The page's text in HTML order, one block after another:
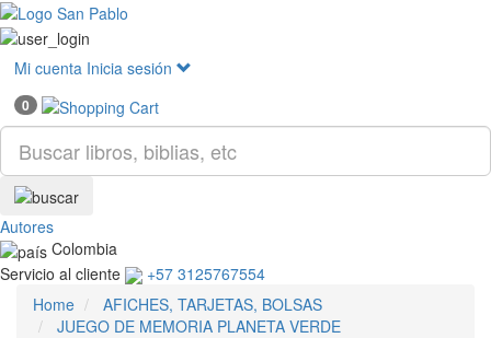
Mi cuenta Inicia sesión
0
Autores
Colombia
Servicio al cliente
+57 3125767554
Home
AFICHES, TARJETAS, BOLSAS
JUEGO DE MEMORIA PLANETA VERDE